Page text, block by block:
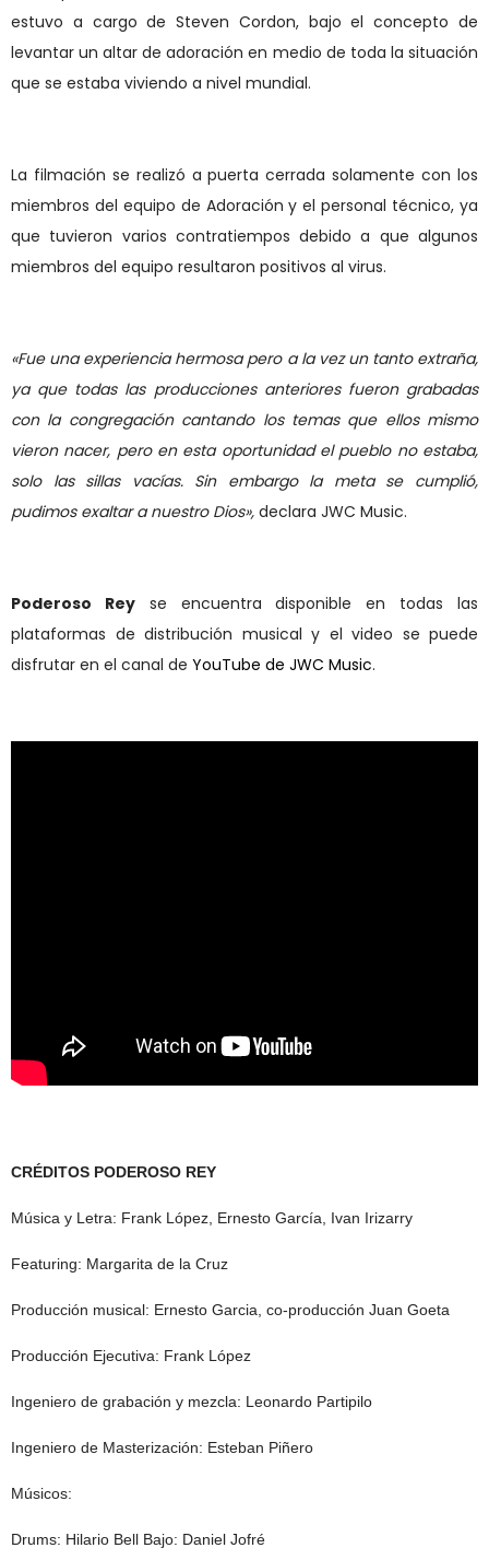
estuvo a cargo de Steven Cordon, bajo el concepto de
levantar un altar de adoración en medio de toda la situación
que se estaba viviendo a nivel mundial.
La filmación se realizó a puerta cerrada solamente con los
miembros del equipo de Adoración y el personal técnico, ya
que tuvieron varios contratiempos debido a que algunos
miembros del equipo resultaron positivos al virus.
«Fue una experiencia hermosa pero a la vez un tanto extraña,
ya que todas las producciones anteriores fueron grabadas
con la congregación cantando los temas que ellos mismo
vieron nacer, pero en esta oportunidad el pueblo no estaba,
solo las sillas vacías. Sin embargo la meta se cumplió,
pudimos exaltar a nuestro Dios», declara JWC Music.
Poderoso Reyse encuentra disponible en todas las
plataformas de distribución musical y el video se puede
disfrutar en el canal de YouTube de JWC Music.
CRÉDITOS PODEROSO REY
Música y Letra: Frank L ópez, Ernesto García, Ivan Irizarry
Featuring: Margarita de la Cruz
Producción musical: Ernesto Garcia, co-producción Juan Goeta
Producción Ejecutiva: Frank L ópez
Ingeniero de grabación y mezcla: Leonardo Partipilo
Ingeniero de Masterización: Esteban Piñero
Músicos:
Drums: Hilario Bell Bajo: Daniel Jofré